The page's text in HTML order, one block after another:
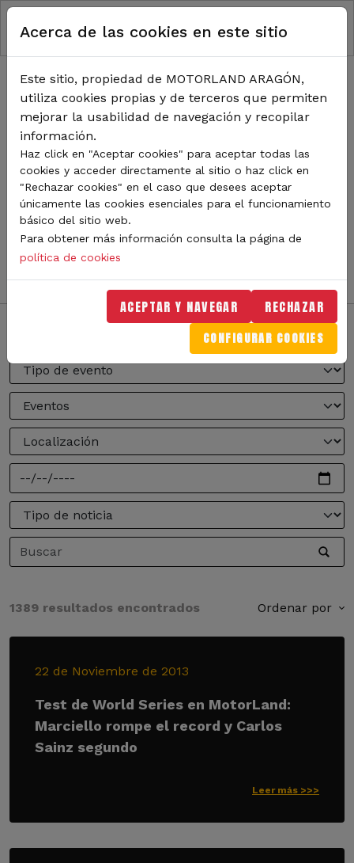
Pasar al contenido principal
RUTA DE NAVEGACIÓN
Inicio Noticias
TODA LA ACTUALIDAD DE
MOTORLAND
Sigue de cerca todas las novedades de MotorLand
Aragón. Aquí encontrarás noticias sobre eventos,
competiciones, pilotos, novedades del circuito y
mucho más. Filtra por categoría o tipo de contenido y
no te pierdas nada del mundo del motor.
1389 resultados encontrados Ordenar por
22 de Noviembre de 2013
Test de World Series en MotorLand:
Marciello rompe el record y Carlos
Sainz segundo
Leer más >>>
Acerca de las cookies en este sitio
Este sitio, propiedad de MOTORLAND ARAGÓN,
utiliza cookies propias y de terceros que permiten
mejorar la usabilidad de navegación y recopilar
información.
Haz click en "Aceptar cookies" para aceptar todas las
cookies y acceder directamente al sitio o haz click en
"Rechazar cookies" en el caso que desees aceptar
únicamente las cookies esenciales para el funcionamiento
básico del sitio web.
Para obtener más información consulta la página de
política de cookies
ACEPTAR Y NAVEGAR RECHAZAR
CONFIGURAR COOKIES